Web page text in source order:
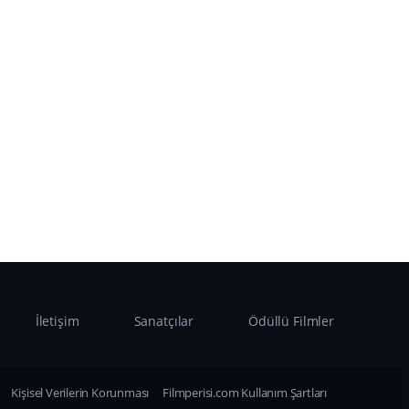
İletişim Sanatçılar Ödüllü Filmler
Kişisel Verilerin Korunması Filmperisi.com Kullanım Şartları